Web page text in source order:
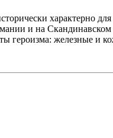
характерно
и на
героизма: железные и